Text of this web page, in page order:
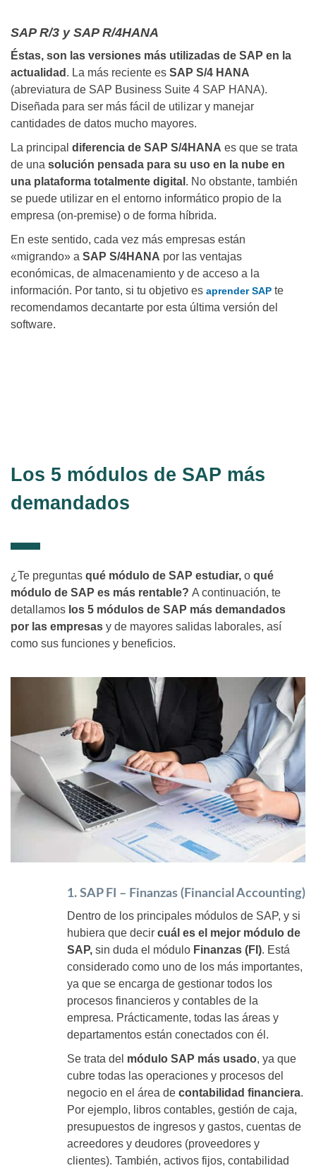
SAP R/3 y SAP R/4HANA
Éstas, son las versiones más utilizadas de SAP en la
actualidad . La más reciente es SAP S/4 HANA
(abreviatura de SAP Business Suite 4 SAP HANA).
Diseñada para ser más fácil de utilizar y manejar
cantidades de datos mucho mayores.
La principal diferencia de SAP S/4HANA es que se trata
de una solución pensada para su uso en la nube en
una plataforma totalmente digital . No obstante, también
se puede utilizar en el entorno informático propio de la
empresa (on-premise) o de forma híbrida.
En este sentido, cada vez más empresas están
«migrando» a SAP S/4HANA por las ventajas
económicas, de almacenamiento y de acceso a la
información. Por tanto, si tu objetivo es aprender SAP te
recomendamos decantarte por esta última versión del
software.
Los 5 módulos de SAP más
demandados
¿Te preguntas qué módulo de SAP estudiar, o qué
módulo de SAP es más rentable? A continuación, te
detallamos los 5 módulos de SAP más demandados
por las empresas y de mayores salidas laborales, así
como sus funciones y beneficios.
1. SAP FI – Finanzas (Financial Accounting)
Dentro de los principales módulos de SAP, y si
hubiera que decir cuál es el mejor módulo de
SAP, sin duda el módulo Finanzas (FI). Está
considerado como uno de los más importantes,
ya que se encarga de gestionar todos los
procesos financieros y contables de la
empresa. Prácticamente, todas las áreas y
departamentos están conectados con él.
Se trata del módulo SAP más usado, ya que
cubre todas las operaciones y procesos del
negocio en el área de contabilidad financiera.
Por ejemplo, libros contables, gestión de caja,
presupuestos de ingresos y gastos, cuentas de
acreedores y deudores (proveedores y
clientes). También, activos fijos, contabilidad